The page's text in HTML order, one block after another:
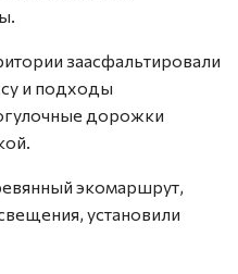
заасфальтировали
и подходы
дорожки
экомаршрут,
установили